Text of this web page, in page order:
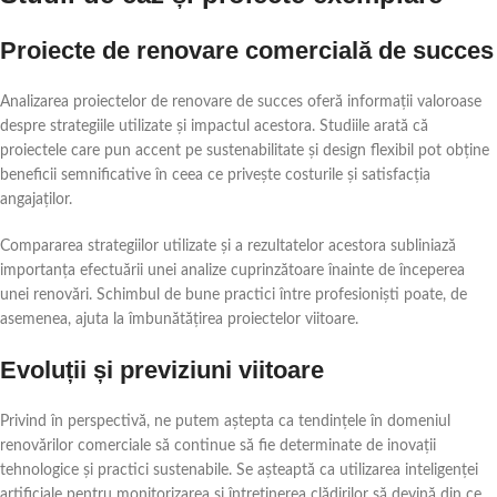
Proiecte de renovare comercială de succes
Analizarea proiectelor de renovare de succes oferă informații valoroase
despre strategiile utilizate și impactul acestora. Studiile arată că
proiectele care pun accent pe sustenabilitate și design flexibil pot obține
beneficii semnificative în ceea ce privește costurile și satisfacția
angajaților.
Compararea strategiilor utilizate și a rezultatelor acestora subliniază
importanța efectuării unei analize cuprinzătoare înainte de începerea
unei renovări. Schimbul de bune practici între profesioniști poate, de
asemenea, ajuta la îmbunătățirea proiectelor viitoare.
Evoluții și previziuni viitoare
Privind în perspectivă, ne putem aștepta ca tendințele în domeniul
renovărilor comerciale să continue să fie determinate de inovații
tehnologice și practici sustenabile. Se așteaptă ca utilizarea inteligenței